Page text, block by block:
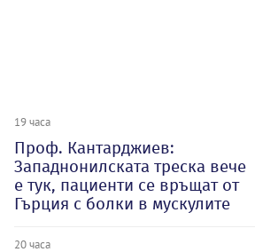
19 часа
Проф. Кантарджиев:
Западнонилската треска вече
е тук, пациенти се връщат от
Гърция с болки в мускулите
20 часа